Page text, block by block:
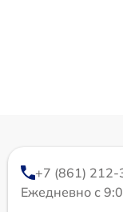
+7 (861)
Ежедневно с